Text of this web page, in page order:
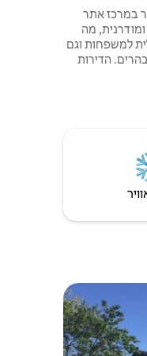
במרכז אתר
מה
למשפחות וגם
הדירות
מול מדרון